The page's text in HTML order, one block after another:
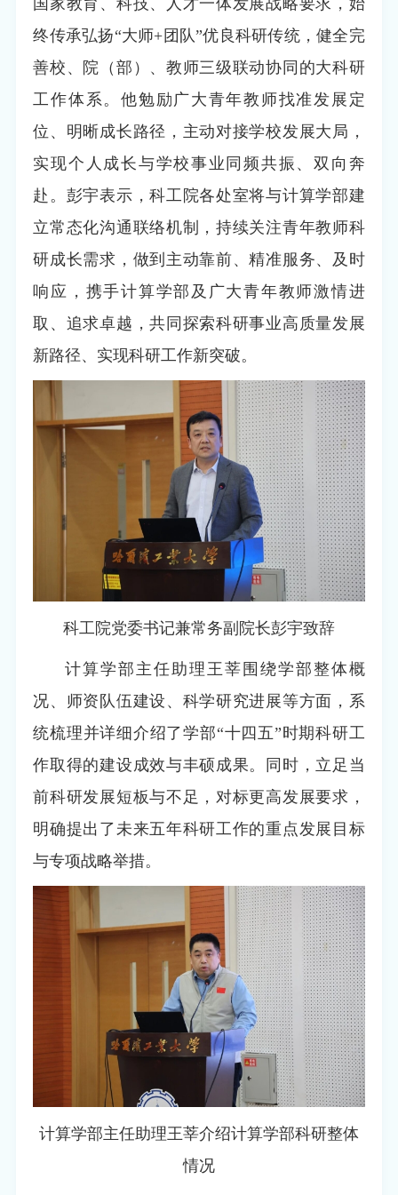
国家教育、科技、人才一体发展战略要求，始
终传承弘扬“大师+团队”优良科研传统，健全完
善校、院（部）、教师三级联动协同的大科研
工作体系。他勉励广大青年教师找准发展定
位、明晰成长路径，主动对接学校发展大局，
实现个人成长与学校事业同频共振、双向奔
赴。彭宇表示，科工院各处室将与计算学部建
立常态化沟通联络机制，持续关注青年教师科
研成长需求，做到主动靠前、精准服务、及时
响应，携手计算学部及广大青年教师激情进
取、追求卓越，共同探索科研事业高质量发展
新路径、实现科研工作新突破。
科工院党委书记兼常务副院长彭宇致辞
计算学部主任助理王莘围绕学部整体概
况、师资队伍建设、科学研究进展等方面，系
统梳理并详细介绍了学部“十四五”时期科研工
作取得的建设成效与丰硕成果。同时，立足当
前科研发展短板与不足，对标更高发展要求，
明确提出了未来五年科研工作的重点发展目标
与专项战略举措。
计算学部主任助理王莘介绍计算学部科研整体
情况